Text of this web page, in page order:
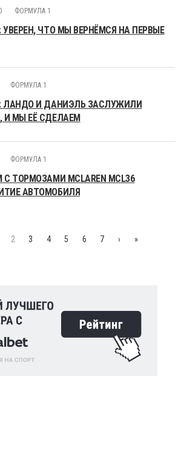
ФОРМУЛА 1
ЧТО МЫ ВЕРНЁМСЯ НА ПЕРВЫЕ
ФОРМУЛА 1
ЛАНДО И ДАНИЭЛЬ ЗАСЛУЖИЛИ
МЫ ЕЁ СДЕЛАЕМ
ФОРМУЛА 1
ТОРМОЗАМИ MCLAREN MCL36
АВТОМОБИЛЯ
2 3 4 5 6 7 › »